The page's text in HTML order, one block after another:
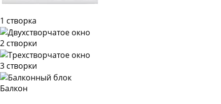
1 створка
2 створки
3 створки
Балкон